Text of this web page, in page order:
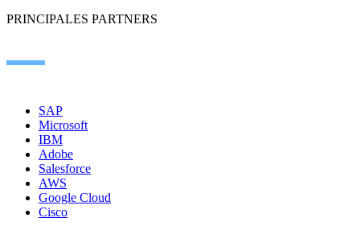
PRINCIPALES PARTNERS
SAP
Microsoft
IBM
Adobe
Salesforce
AWS
Google Cloud
Cisco